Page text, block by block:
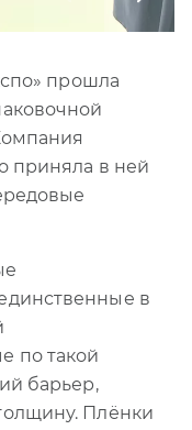
прошла
приняла в ней
в
по такой
барьер,
Плёнки